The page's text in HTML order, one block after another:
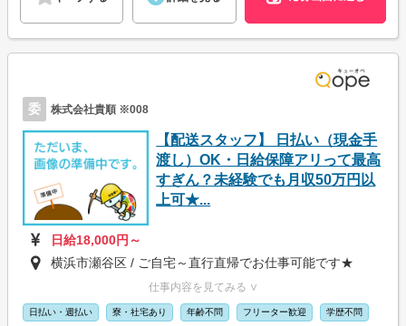
委 株式会社貴順 ※008
【配送スタッフ】 日払い（現金手
渡し）OK・日給保障アリって最高
すぎん？未経験でも月収50万円以
上可★...
日給18,000円～
横浜市瀬谷区 / ご自宅～直行直帰でお仕事可能です★
仕事内容を見てみる ∨
日払い・週払い 寮・社宅あり 年齢不問 フリーター歓迎 学歴不問